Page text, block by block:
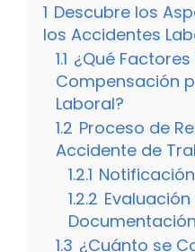
1 Descubre los
los Accidentes
1.1 ¿Qué
Compensación
Laboral?
1.2 Proceso de
Accidente de
1.2.1
1.2.2
Documentación
1.3 ¿Cuánto se